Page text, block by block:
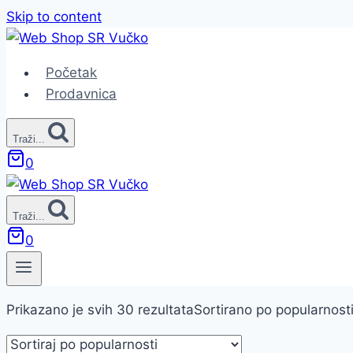
Skip to content
Početak
Prodavnica
Traži...
0
Traži...
0
Prikazano je svih 30 rezultataSortirano po popularnosti